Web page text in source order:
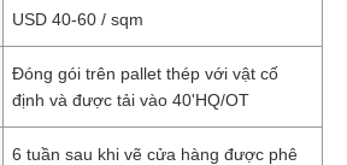
USD 40-60 / sqm
Đóng gói trên pallet thép với vật cố
định và được tải vào 40'HQ/OT
6 tuần sau khi vẽ cửa hàng được phê